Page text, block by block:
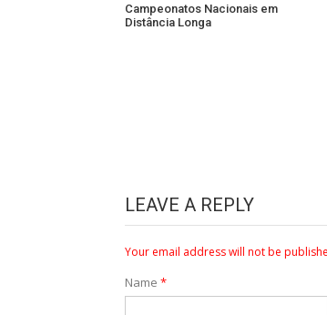
Campeonatos Nacionais em
Distância Longa
LEAVE A REPLY
Your email address will not be
Name *